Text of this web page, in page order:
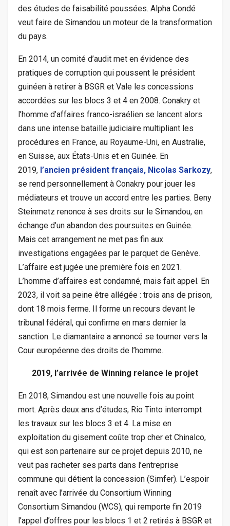
des études de faisabilité poussées. Alpha Condé
veut faire de Simandou un moteur de la transformation
du pays.
En 2014, un comité d’audit met en évidence des
pratiques de corruption qui poussent le président
guinéen à retirer à BSGR et Vale les concessions
accordées sur les blocs 3 et 4 en 2008. Conakry et
l’homme d’affaires franco-israélien se lancent alors
dans une intense bataille judiciaire multipliant les
procédures en France, au Royaume-Uni, en Australie,
en Suisse, aux États-Unis et en Guinée. En
2019, l’ancien président français, Nicolas Sarkozy,
se rend personnellement à Conakry pour jouer les
médiateurs et trouve un accord entre les parties. Beny
Steinmetz renonce à ses droits sur le Simandou, en
échange d’un abandon des poursuites en Guinée.
Mais cet arrangement ne met pas fin aux
investigations engagées par le parquet de Genève.
L’affaire est jugée une première fois en 2021.
L’homme d’affaires est condamné, mais fait appel. En
2023, il voit sa peine être allégée : trois ans de prison,
dont 18 mois ferme. Il forme un recours devant le
tribunal fédéral, qui confirme en mars dernier la
sanction. Le diamantaire a annoncé se tourner vers la
Cour européenne des droits de l’homme.
2019, l’arrivée de Winning relance le projet
En 2018, Simandou est une nouvelle fois au point
mort. Après deux ans d’études, Rio Tinto interrompt
les travaux sur les blocs 3 et 4. La mise en
exploitation du gisement coûte trop cher et Chinalco,
qui est son partenaire sur ce projet depuis 2010, ne
veut pas racheter ses parts dans l’entreprise
commune qui détient la concession (Simfer). L’espoir
renaît avec l’arrivée du Consortium Winning
Consortium Simandou (WCS), qui remporte fin 2019
l’appel d’offres pour les blocs 1 et 2 retirés à BSGR et